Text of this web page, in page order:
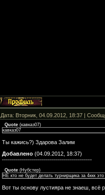
Дата: Вторник, 04.09.2012, 18:37 |
Quote (кавказ07)
кавказ07
Ты кажись?) Здарова Залим
Добавлено (04.09.2012, 18:37)
---------------------------------------------
Quote (Нубстер)
НЕ кто не будет делать турнирщика за 4ккк
Вот ты основу лустияра не знаеш, всё